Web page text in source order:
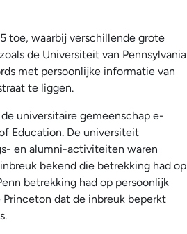
toe, waarbij verschillende grote
de Universiteit van Pennsylvania
met persoonlijke informatie van
te liggen.
universitaire gemeenschap e-
Education. De universiteit
en alumni-activiteiten waren
bekend die betrekking had op
betrekking had op persoonlijk
dat de inbreuk beperkt